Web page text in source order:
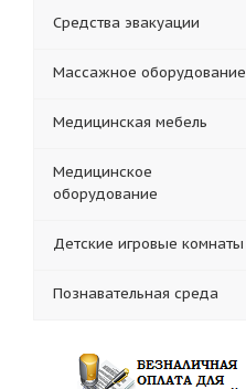
Средства эвакуации
Массажное оборудование
Медицинская мебель
Медицинское
оборудование
Детские игровые комнаты
Познавательная среда